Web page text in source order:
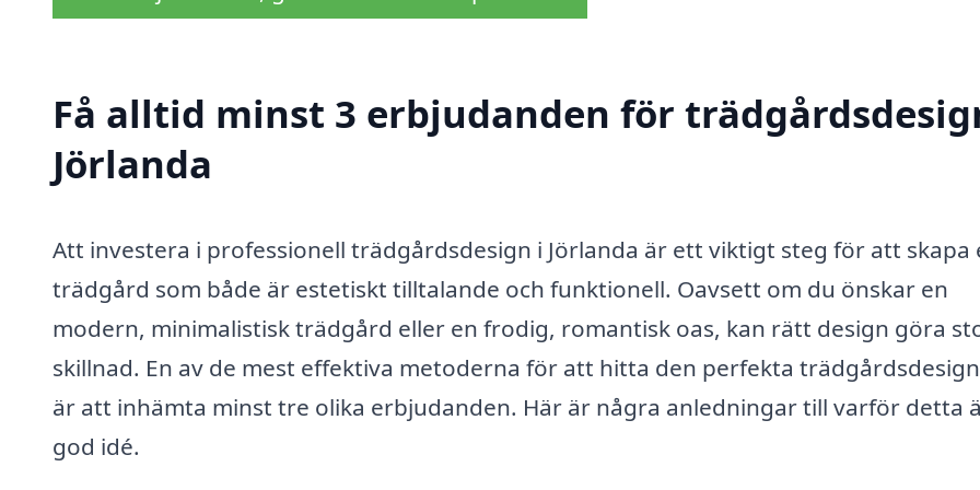
Få alltid minst 3 erbjudanden för
Jörlanda
Att investera i professionell trädgårdsdesign i Jörlanda är ett viktigt steg för att skapa
trädgård som både är estetiskt tilltalande och funktionell. Oavsett om du önskar en
modern, minimalistisk trädgård eller en frodig, romantisk oas, kan rätt design göra
skillnad. En av de mest effektiva metoderna för att hitta den perfekta
är att inhämta minst tre olika erbjudanden. Här är några anledningar till varför detta
god idé.